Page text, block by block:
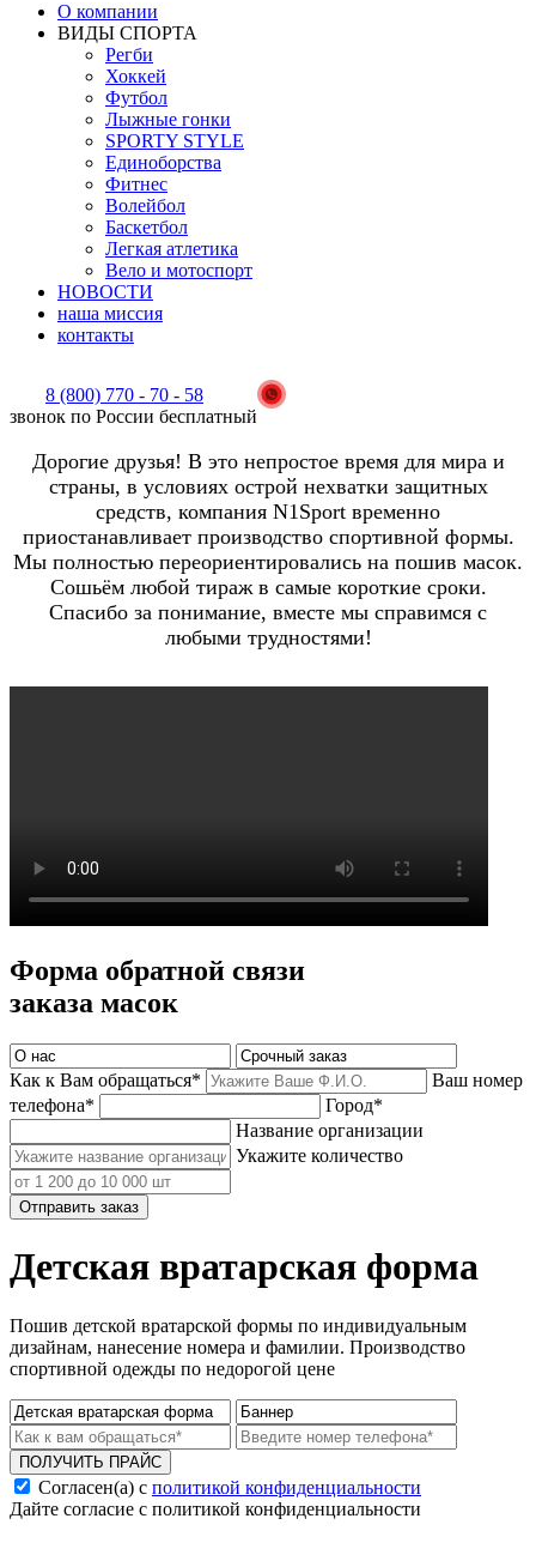
О компании
ВИДЫ СПОРТА
Регби
Хоккей
Футбол
Лыжные гонки
SPORTY STYLE
Единоборства
Фитнес
Волейбол
Баскетбол
Легкая атлетика
Вело и мотоспорт
НОВОСТИ
наша миссия
контакты
8 (800) 770 - 70 - 58
звонок по России бесплатный
Дорогие друзья! В это непростое время для мира и
страны, в условиях острой нехватки защитных
средств, компания N1Sport временно
приостанавливает производство спортивной формы.
Мы полностью переориентировались на пошив масок.
Сошьём любой тираж в самые короткие сроки.
Спасибо за понимание, вместе мы справимся с
любыми трудностями!
Форма обратной связи
заказа масок
Как к Вам обращаться*
Ваш номер
телефона*
Город*
Название организации
Укажите количество
Отправить заказ
Детская вратарская форма
Пошив детской вратарской формы по индивидуальным
дизайнам, нанесение номера и фамилии. Производство
спортивной одежды по недорогой цене
ПОЛУЧИТЬ ПРАЙС
Согласен(а) с политикой конфиденциальности
Дайте согласие с политикой конфиденциальности